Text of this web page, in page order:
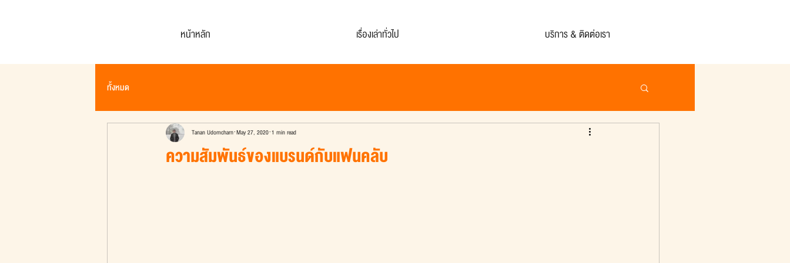
หน้าหลัก เรื่องเล่าทั่วไป บริการ & ติดต่อเรา
ทั้งหมด
ความสัมพันธ์ของแบรนด์กับแฟนคลับ
Tanan Udomcharn May 27, 2020 1 min read